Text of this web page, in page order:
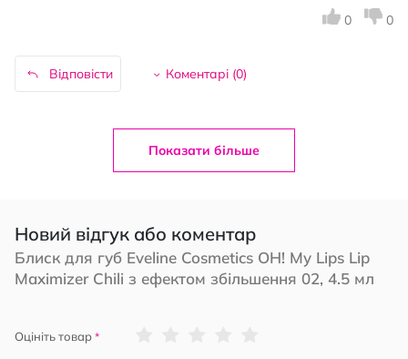
Відповісти Коментарі (0)
0 0
Показати більше
Новий відгук або коментар
Блиск для губ Eveline Cosmetics OH! My Lips Lip
Maximizer Chili з ефектом збільшення 02, 4.5 мл
Оцініть товар